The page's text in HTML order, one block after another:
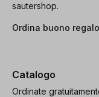
sautershop.
Ordina buono regalo
Catalogo
Ordinate